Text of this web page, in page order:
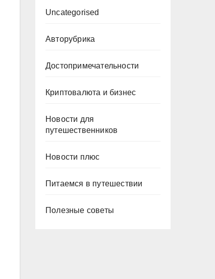
Uncategorised
Авторубрика
Достопримечательности
Криптовалюта и бизнес
Новости для
путешественников
Новости плюс
Питаемся в путешествии
Полезные советы